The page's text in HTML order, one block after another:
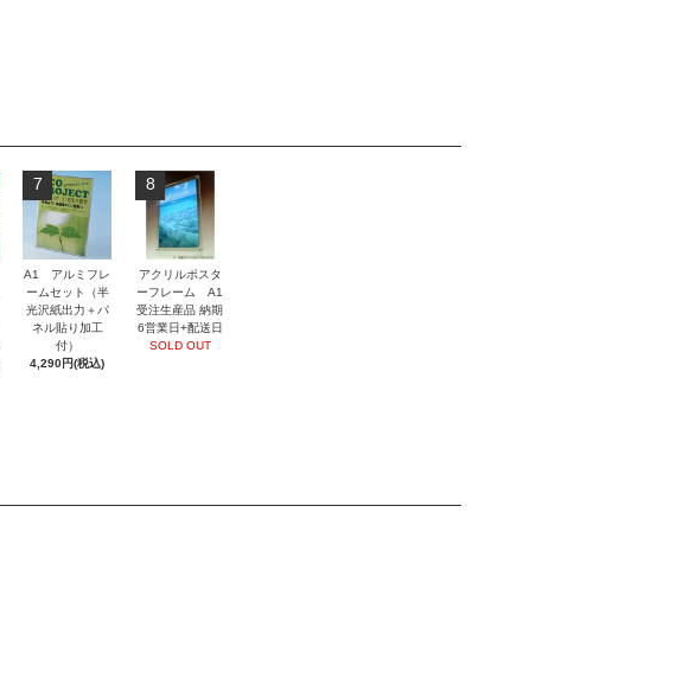
7
A1 アルミフレ
ームセット（半
光沢紙出力＋パ
ネル貼り加工
付）
4,290円(税込)
8
アクリルポスタ
ーフレーム A1
受注生産品 納期
6営業日+配送日
SOLD OUT